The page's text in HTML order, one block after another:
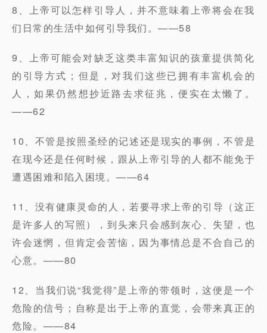
8、上帝可以怎样引导人，并不意味着上帝将会在我
们日常的生活中如何引导我们。——58
9、上帝可能会对缺乏这类丰富知识的孩童提供简化
的引导方式；但是，对我们这些已拥有丰富机会的
人，如果仍然想抄近路去求征兆，便实在太懒了。
——62
10、不管是按照圣经的记述还是现实的事例，不管是
在现今还是任何时候，跟从上帝引导的人都不能免于
遭遇困难和陷入困境。——64
11、没有健康灵命的人，若要寻求上帝的引导（这正
是许多人的写照），到头来只会感到灰心、失望，也
许会迷惘，但肯定会苦恼，因为事情总是不合自己的
心意。——80
12、当我们说“我觉得”是上帝的带领时，这便是一个
危险的信号；自称是出于上帝的直觉，会带来真正的
危险。——84